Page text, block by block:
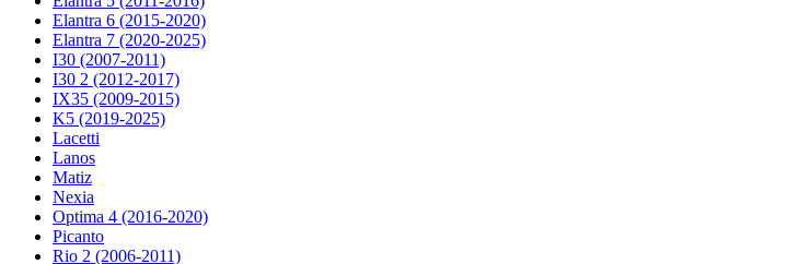
Elantra 6 (2015-2020)
Elantra 7 (2020-2025)
I30 (2007-2011)
I30 2 (2012-2017)
IX35 (2009-2015)
K5 (2019-2025)
Lacetti
Lanos
Matiz
Nexia
Optima 4 (2016-2020)
Picanto
Rio 2 (2006-2011)